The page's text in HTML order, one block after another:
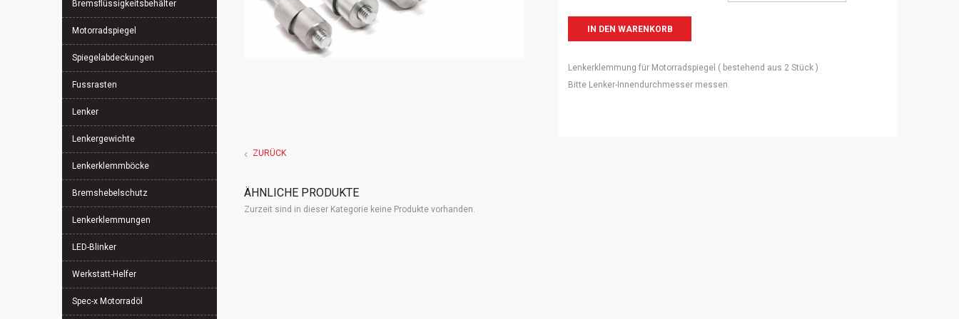
Lenkerklemmung für Motorradspiegel ( bestehend aus 2 Stück )
Bitte Lenker-Innendurchmesser messen.
ZURÜCK
ÄHNLICHE PRODUKTE
Zurzeit sind in dieser Kategorie keine Produkte vorhanden.
Bremsflüssigkeitsbehälter
Motorradspiegel
Spiegelabdeckungen
Fussrasten
Lenker
Lenkergewichte
Lenkerklemmböcke
Bremshebelschutz
Lenkerklemmungen
LED-Blinker
Werkstatt-Helfer
Spec-x Motorradöl